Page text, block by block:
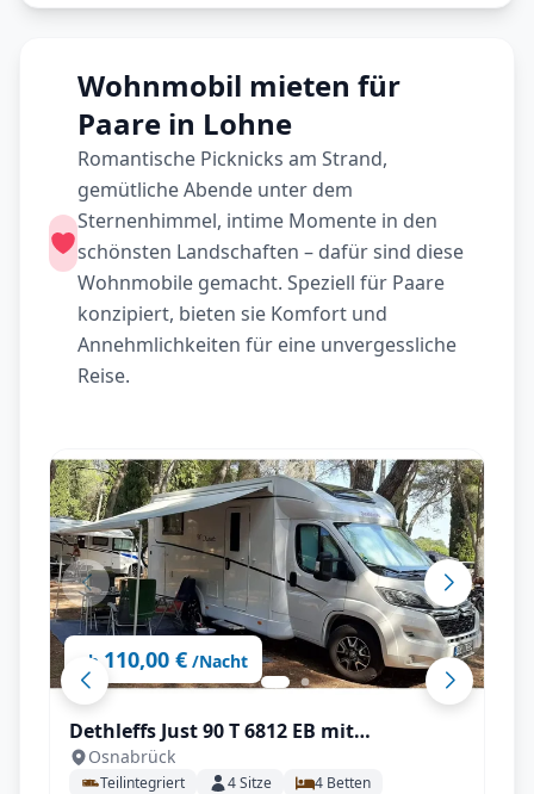
Wohnmobil mieten für
Paare in Lohne
Romantische Picknicks am Strand,
gemütliche Abende unter dem
Sternenhimmel, intime Momente in den
schönsten Landschaften – dafür sind diese
Wohnmobile gemacht. Speziell für Paare
konzipiert, bieten sie Komfort und
Annehmlichkeiten für eine unvergessliche
Reise.
ab 110,00 € /Nacht
Dethleffs Just 90 T 6812 EB mit
Klimaanlage
Osnabrück
Teilintegriert 4Sitze 4 Betten